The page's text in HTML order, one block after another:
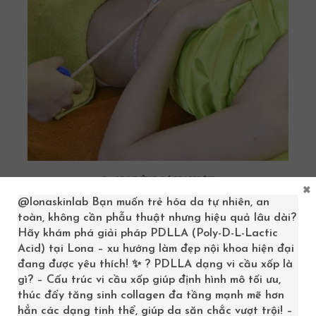
BỤNG BÙN CỨU NHẬT
5.00 out of
based on
customer
rating
550,000₫
SELECT OPTIONS
@lonaskinlab Bạn muốn trẻ hóa da tự nhiên, an
toàn, không cần phẫu thuật nhưng hiệu quả lâu dài?
Hãy khám phá giải pháp PDLLA (Poly-D-L-Lactic
Acid) tại Lona – xu hướng làm đẹp nội khoa hiện đại
đang được yêu thích! ✨ ? PDLLA dạng vi cầu xốp là
gì? – Cấu trúc vi cầu xốp giúp định hình mô tối ưu,
thúc đẩy tăng sinh collagen đa tầng mạnh mẽ hơn
hẳn các dạng tinh thể, giúp da săn chắc vượt trội! –
×